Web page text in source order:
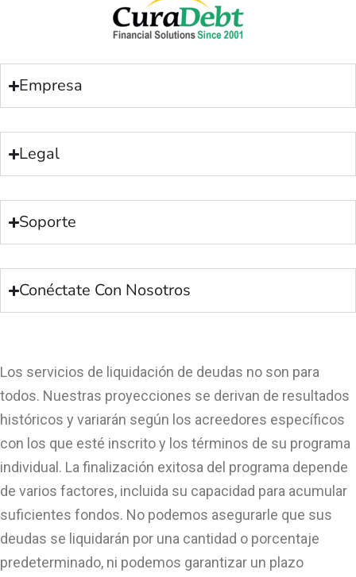
Empresa
Legal
Soporte
Conéctate Con Nosotros
Los servicios de liquidación de deudas no son para
todos. Nuestras proyecciones se derivan de resultados
históricos y variarán según los acreedores específicos
con los que esté inscrito y los términos de su programa
individual. La finalización exitosa del programa depende
de varios factores, incluida su capacidad para acumular
suficientes fondos. No podemos asegurarle que sus
deudas se liquidarán por una cantidad o porcentaje
predeterminado, ni podemos garantizar un plazo